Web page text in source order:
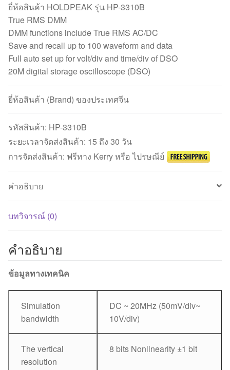
ยี่ห้อสินค้า HOLDPEAK รุ่น HP-3310B
True RMS DMM
DMM functions include True RMS AC/DC
Save and recall up to 100 waveform and data
Full auto set up for volt/div and time/div of DSO
20M digital storage oscilloscope (DSO)
ยี่ห้อสินค้า (Brand) ของประเทศจีน
รหัสสินค้า: HP-3310B
ระยะเวลาจัดส่งสินค้า: 15 ถึง 30 วัน
การจัดส่งสินค้า: ฟรีทาง Kerry หรือ ไปรษณีย์
คำอธิบาย
บทวิจารณ์ (0)
คำอธิบาย
ข้อมูลทางเทคนิค
Simulation
bandwidth
DC ~ 20MHz (50mV/div~
10V/div)
The vertical
resolution
8 bits Nonlinearity ±1 bit